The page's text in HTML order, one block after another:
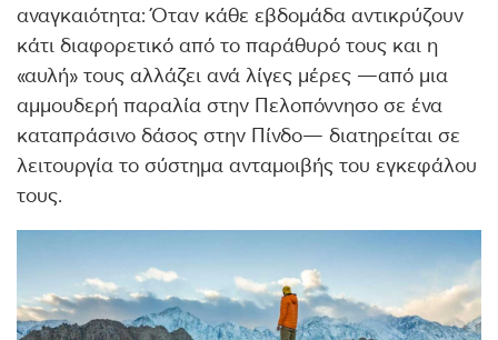
αναγκαιότητα: Όταν κάθε εβδομάδα αντικρύζουν
κάτι διαφορετικό από το παράθυρό τους και η
«αυλή» τους αλλάζει ανά λίγες μέρες —από μια
αμμουδερή παραλία στην Πελοπόννησο σε ένα
καταπράσινο δάσος στην Πίνδο— διατηρείται σε
λειτουργία το σύστημα ανταμοιβής του εγκεφάλου
τους.